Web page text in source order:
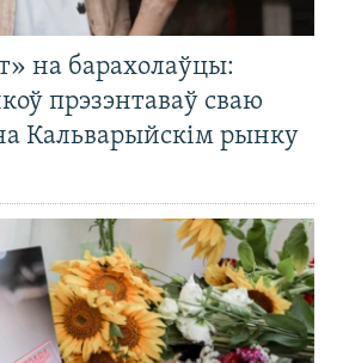
на барахолаўцы:
прэзэнтаваў сваю
Кальварыйскім рынку